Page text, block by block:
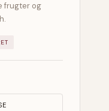
frugter og